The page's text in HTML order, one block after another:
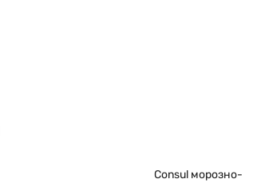
Consul морозно-